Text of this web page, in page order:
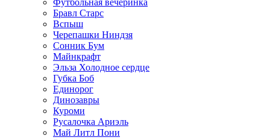
Футбольная вечеринка
Бравл Старс
Вспыш
Черепашки Ниндзя
Сонник Бум
Майнкрафт
Эльза Холодное сердце
Губка Боб
Единорог
Динозавры
Куроми
Русалочка Ариэль
Май Литл Пони